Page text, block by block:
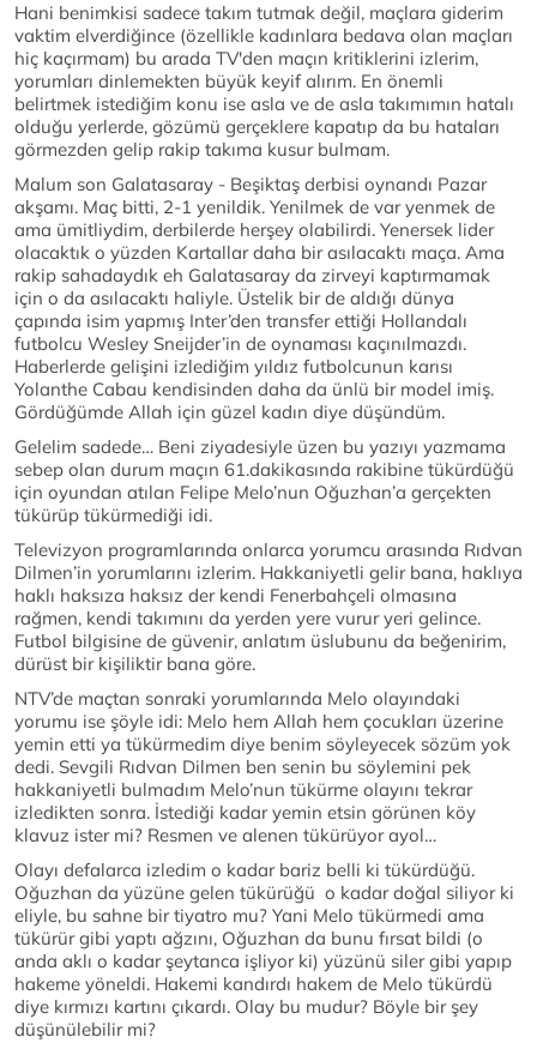
Hani benimkisi sadece takım tutmak değil, maçlara giderim
vaktim elverdiğince (özellikle kadınlara bedava olan maçları
hiç kaçırmam) bu arada TV'den maçın kritiklerini izlerim,
yorumları dinlemekten büyük keyif alırım. En önemli
belirtmek istediğim konu ise asla ve de asla takımımın hatalı
olduğu yerlerde, gözümü gerçeklere kapatıp da bu hataları
görmezden gelip rakip takıma kusur bulmam.
Malum son Galatasaray - Beşiktaş derbisi oynandı Pazar
akşamı. Maç bitti, 2-1 yenildik. Yenilmek de var yenmek de
ama ümitliydim, derbilerde herşey olabilirdi. Yenersek lider
olacaktık o yüzden Kartallar daha bir asılacaktı maça. Ama
rakip sahadaydık eh Galatasaray da zirveyi kaptırmamak
için o da asılacaktı haliyle. Üstelik bir de aldığı dünya
çapında isim yapmış Inter’den transfer ettiği Hollandalı
futbolcu Wesley Sneijder’in de oynaması kaçınılmazdı.
Haberlerde gelişini izlediğim yıldız futbolcunun karısı
Yolanthe Cabau kendisinden daha da ünlü bir model imiş.
Gördüğümde Allah için güzel kadın diye düşündüm.
Gelelim sadede… Beni ziyadesiyle üzen bu yazıyı yazmama
sebep olan durum maçın 61.dakikasında rakibine tükürdüğü
için oyundan atılan Felipe Melo’nun Oğuzhan’a gerçekten
tükürüp tükürmediği idi.
Televizyon programlarında onlarca yorumcu arasında Rıdvan
Dilmen’in yorumlarını izlerim. Hakkaniyetli gelir bana, haklıya
haklı haksıza haksız der kendi Fenerbahçeli olmasına
rağmen, kendi takımını da yerden yere vurur yeri gelince.
Futbol bilgisine de güvenir, anlatım üslubunu da beğenirim,
dürüst bir kişiliktir bana göre.
NTV’de maçtan sonraki yorumlarında Melo olayındaki
yorumu ise şöyle idi: Melo hem Allah hem çocukları üzerine
yemin etti ya tükürmedim diye benim söyleyecek sözüm yok
dedi. Sevgili Rıdvan Dilmen ben senin bu söylemini pek
hakkaniyetli bulmadım Melo’nun tükürme olayını tekrar
izledikten sonra. İstediği kadar yemin etsin görünen köy
klavuz ister mi? Resmen ve alenen tükürüyor ayol…
Olayı defalarca izledim o kadar bariz belli ki tükürdüğü.
Oğuzhan da yüzüne gelen tükürüğü o kadar doğal siliyor ki
eliyle, bu sahne bir tiyatro mu? Yani Melo tükürmedi ama
tükürür gibi yaptı ağzını, Oğuzhan da bunu fırsat bildi (o
anda aklı o kadar şeytanca işliyor ki) yüzünü siler gibi yapıp
hakeme yöneldi. Hakemi kandırdı hakem de Melo tükürdü
diye kırmızı kartını çıkardı. Olay bu mudur? Böyle bir şey
düşünülebilir mi?